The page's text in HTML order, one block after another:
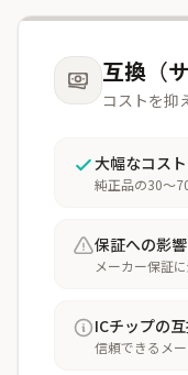
互換（
コストを抑
大幅なコス
純正品の30〜
保証への影
メーカー保証
ICチップの
信頼できるメ